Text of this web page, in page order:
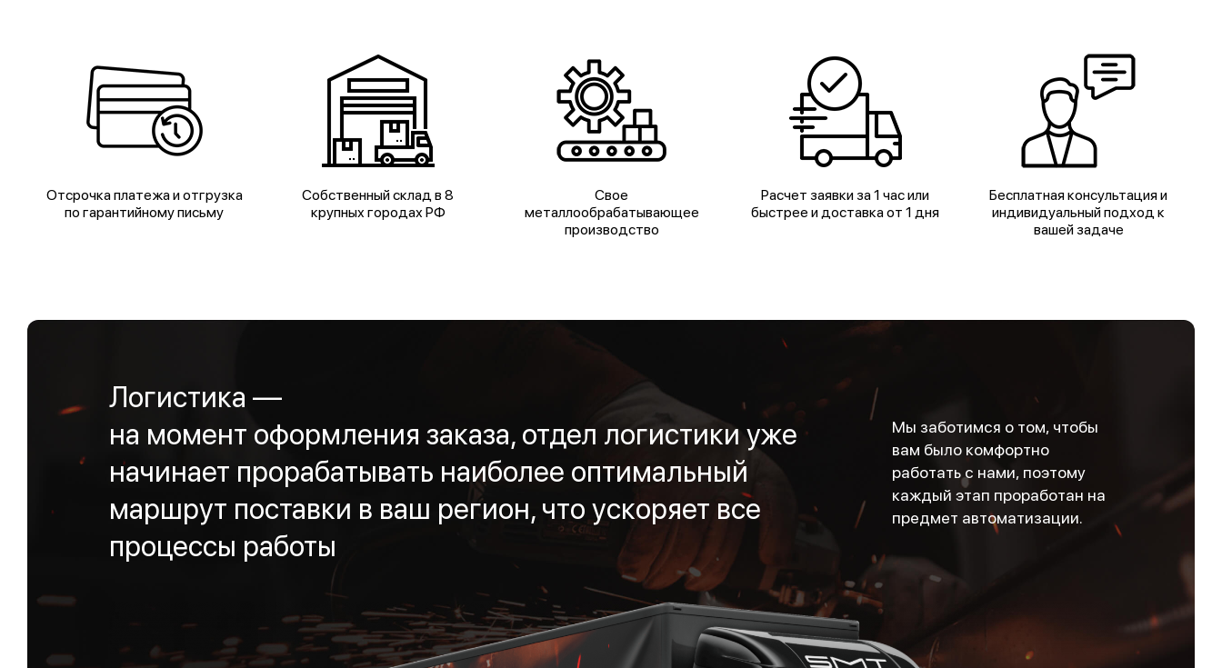
Отсрочка платежа и отгрузка
по гарантийному письму
Собственный склад в 8
крупных городах РФ
Свое
металлообрабатывающее
производство
Расчет заявки за 1 час или
быстрее и доставка от 1 дня
Бесплатная консультация и
индивидуальный подход к
вашей задаче
Логистика —
на момент оформления заказа, отдел логистики уже
начинает прорабатывать наиболее оптимальный
маршрут поставки в ваш регион, что ускоряет все
процессы работы
Мы заботимся о том, чтобы
вам было комфортно
работать с нами, поэтому
каждый этап проработан на
предмет автоматизации.